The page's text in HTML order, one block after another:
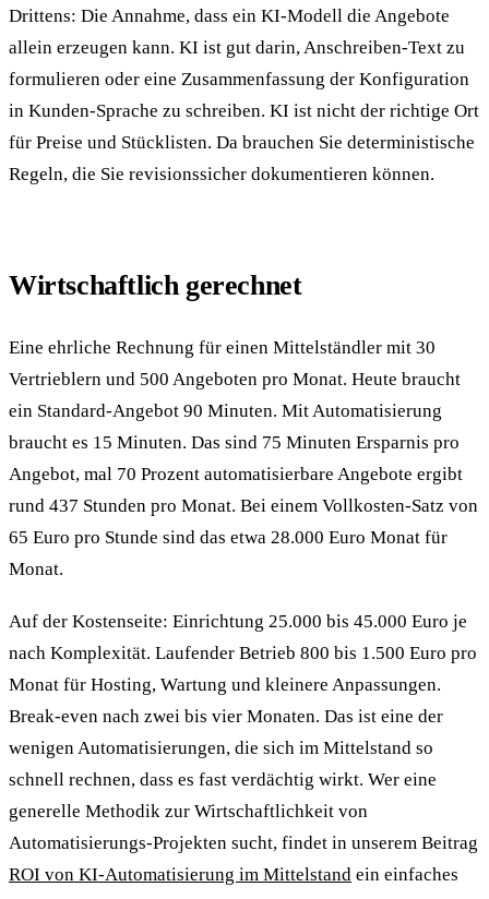
Drittens: Die Annahme, dass ein KI-Modell die Angebote
allein erzeugen kann. KI ist gut darin, Anschreiben-Text zu
formulieren oder eine Zusammenfassung der Konfiguration
in Kunden-Sprache zu schreiben. KI ist nicht der richtige Ort
für Preise und Stücklisten. Da brauchen Sie deterministische
Regeln, die Sie revisionssicher dokumentieren können.
Wirtschaftlich gerechnet
Eine ehrliche Rechnung für einen Mittelständler mit 30
Vertrieblern und 500 Angeboten pro Monat. Heute braucht
ein Standard-Angebot 90 Minuten. Mit Automatisierung
braucht es 15 Minuten. Das sind 75 Minuten Ersparnis pro
Angebot, mal 70 Prozent automatisierbare Angebote ergibt
rund 437 Stunden pro Monat. Bei einem Vollkosten-Satz von
65 Euro pro Stunde sind das etwa 28.000 Euro Monat für
Monat.
Auf der Kostenseite: Einrichtung 25.000 bis 45.000 Euro je
nach Komplexität. Laufender Betrieb 800 bis 1.500 Euro pro
Monat für Hosting, Wartung und kleinere Anpassungen.
Break-even nach zwei bis vier Monaten. Das ist eine der
wenigen Automatisierungen, die sich im Mittelstand so
schnell rechnen, dass es fast verdächtig wirkt. Wer eine
generelle Methodik zur Wirtschaftlichkeit von
Automatisierungs-Projekten sucht, findet in unserem Beitrag
ROI von KI-Automatisierung im Mittelstand ein einfaches